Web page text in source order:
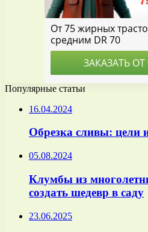
Популярные статьи
16.04.2024
Обрезка сливы: цели
05.08.2024
Клумбы из
создать шедевр в саду
23.06.2025